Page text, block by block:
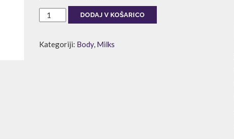
CITRUS
200ml
DODAJ V KOŠARICO
Kategoriji: Body, Milks